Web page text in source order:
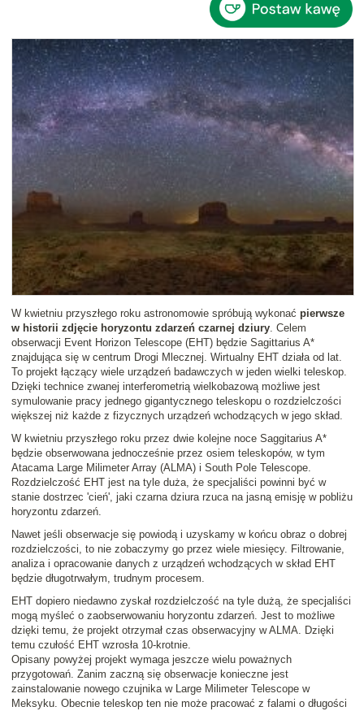
W kwietniu przyszłego roku astronomowie spróbują wykonać pierwsze
w historii zdjęcie horyzontu zdarzeń czarnej dziury. Celem
obserwacji Event Horizon Telescope (EHT) będzie Sagittarius A*
znajdująca się w centrum Drogi Mlecznej. Wirtualny EHT działa od lat.
To projekt łączący wiele urządzeń badawczych w jeden wielki teleskop.
Dzięki technice zwanej interferometrią wielkobazową możliwe jest
symulowanie pracy jednego gigantycznego teleskopu o rozdzielczości
większej niż każde z fizycznych urządzeń wchodzących w jego skład.
W kwietniu przyszłego roku przez dwie kolejne noce Saggitarius A*
będzie obserwowana jednocześnie przez osiem teleskopów, w tym
Atacama Large Milimeter Array (ALMA) i South Pole Telescope.
Rozdzielczość EHT jest na tyle duża, że specjaliści powinni być w
stanie dostrzec 'cień', jaki czarna dziura rzuca na jasną emisję w pobliżu
horyzontu zdarzeń.
Nawet jeśli obserwacje się powiodą i uzyskamy w końcu obraz o dobrej
rozdzielczości, to nie zobaczymy go przez wiele miesięcy. Filtrowanie,
analiza i opracowanie danych z urządzeń wchodzących w skład EHT
będzie długotrwałym, trudnym procesem.
EHT dopiero niedawno zyskał rozdzielczość na tyle dużą, że specjaliści
mogą myśleć o zaobserwowaniu horyzontu zdarzeń. Jest to możliwe
dzięki temu, że projekt otrzymał czas obserwacyjny w ALMA. Dzięki
temu czułość EHT wzrosła 10-krotnie.
Opisany powyżej projekt wymaga jeszcze wielu poważnych
przygotowań. Zanim zaczną się obserwacje konieczne jest
zainstalowanie nowego czujnika w Large Milimeter Telescope w
Meksyku. Obecnie teleskop ten nie może pracować z falami o długości